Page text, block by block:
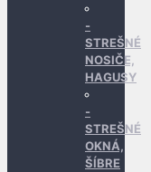
STREŠNÉ
NOSIČE,
HAGUSY
STREŠNÉ
OKNÁ,
ŠÍBRE